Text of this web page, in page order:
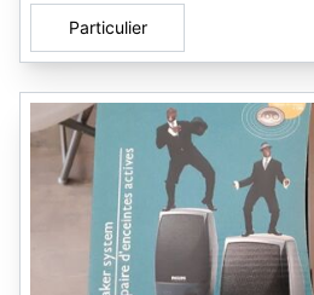
Particulier